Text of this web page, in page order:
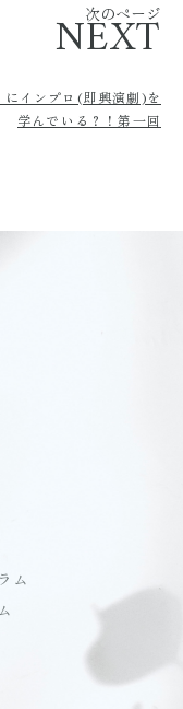
次のページ
NEXT
インプロ(即興演劇)を
学んでいる？！第一回
ム